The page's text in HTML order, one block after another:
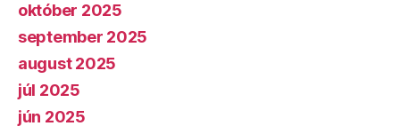
október 2025
september 2025
august 2025
júl 2025
jún 2025